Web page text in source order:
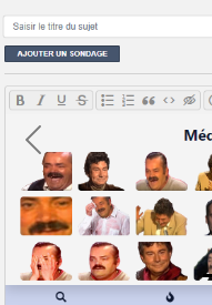
Previous